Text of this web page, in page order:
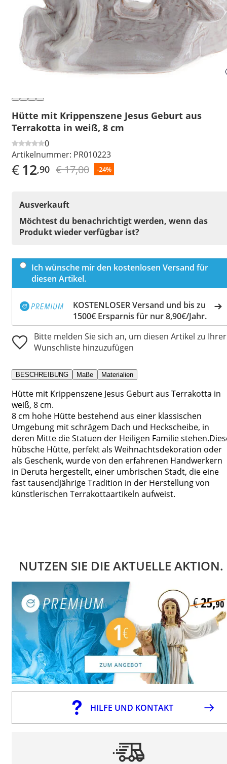
Hütte mit Krippenszene Jesus Geburt aus
Terrakotta in weiß, 8 cm
0
Artikelnummer: PR010223
€12,90 € 17,00 -24%
Ausverkauft
Möchtest du benachrichtigt werden, wenn das
Produkt wieder verfügbar ist?
Ich wünsche mir den kostenlosen Versand für
diesen Artikel.
KOSTENLOSER Versand und bis zu
1500€ Ersparnis für nur 8,90€/Jahr.
Bitte melden Sie sich an, um diesen Artikel zu Ihrer
Wunschliste hinzuzufügen
BESCHREIBUNG Maße Materialien
Hütte mit Krippenszene Jesus Geburt aus Terrakotta in
weiß, 8 cm.
8 cm hohe Hütte bestehend aus einer klassischen
Umgebung mit schrägem Dach und Heckscheibe, in
deren Mitte die Statuen der Heiligen Familie
hübsche Hütte, perfekt als Weihnachtsdekoration oder
als Geschenk, wurde von den erfahrenen Handwerkern
in Deruta hergestellt, einer umbrischen Stadt, die eine
fast tausendjährige Tradition in der Herstellung von
künstlerischen Terrakottaartikeln aufweist.
NUTZEN SIE DIE AKTUELLE AKTION.
HILFE UND KONTAKT